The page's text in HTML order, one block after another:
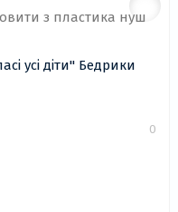
усі діти" Бедрики
0